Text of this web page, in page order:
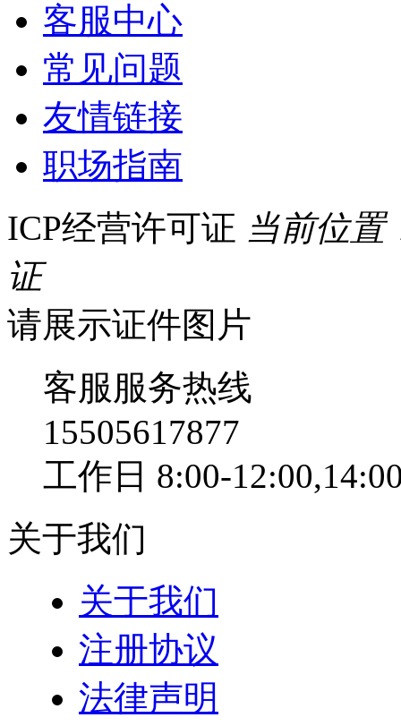
客服中心
常见问题
友情链接
职场指南
ICP经营许可证 当前位置
证
请展示证件图片
客服服务热线
15505617877
工作日 8:00-
关于我们
关于我们
注册协议
法律声明